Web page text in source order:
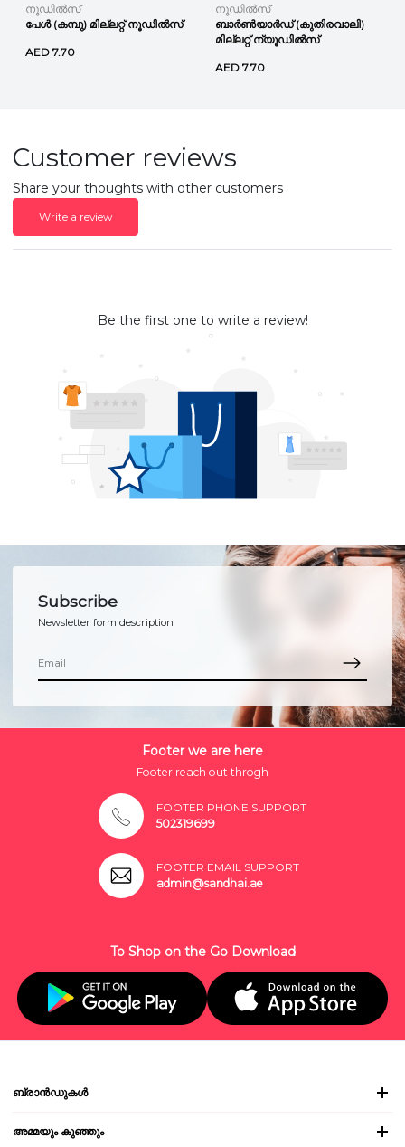
നൂഡിൽസ്
പേൾ (കമ്പു) മില്ലറ്റ് നൂഡിൽസ്
AED 7.70
നൂഡിൽസ്
ബാർൺയാർഡ് (കുതിരവാലി)
മില്ലറ്റ് ന്യൂഡിൽസ്
AED 7.70
Customer reviews
Share your thoughts with other customers
Write a review
Be the first one to write a review!
Subscribe
Newsletter form description
Footer we are here
Footer reach out throgh
FOOTER PHONE SUPPORT
502319699
FOOTER EMAIL SUPPORT
admin@sandhai.ae
To Shop on the Go Download
ബ്രാൻഡുകൾ
അമ്മയും കുഞ്ഞും